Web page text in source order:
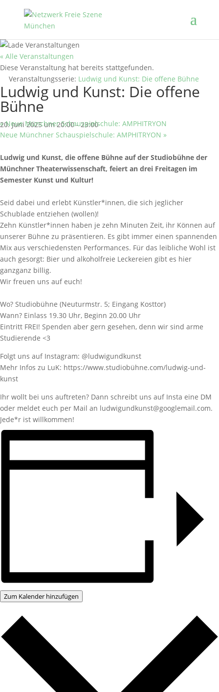
« Alle Veranstaltungen
Diese Veranstaltung hat bereits stattgefunden.
Veranstaltungsserie: Ludwig und Kunst: Die offene Bühne
Ludwig und Kunst: Die offene
Bühne
20. Juni 2025 um 20:00-23:00
«Neue Münchner Schauspielschule: AMPHITRYON
Neue Münchner Schauspielschule: AMPHITRYON »
Ludwig und Kunst, die offene Bühne auf der Studiobühne der
Münchner Theaterwissenschaft, feiert an drei Freitagen im
Semester Kunst und Kultur!
Seid dabei und erlebt Künstler*innen, die sich jeglicher
Schublade entziehen (wollen)!
Zehn Künstler*innen haben je zehn Minuten Zeit, ihr Können auf
unserer Bühne zu präsentieren. Es gibt immer einen spannenden
Mix aus verschiedensten Performances. Für das leibliche Wohl ist
auch gesorgt: Bier und alkoholfreie Leckereien gibt es hier
ganzganz billig.
Wir freuen uns auf euch!
Wo? Studiobühne (Neuturmstr. 5; Eingang Kosttor)
Wann? Einlass 19.30 Uhr, Beginn 20.00 Uhr
Eintritt FREI! Spenden aber gern gesehen, denn wir sind arme
Studierende <3
Folgt uns auf Instagram: @ludwigundkunst
Mehr Infos zu LuK: https://www.studiobühne.com/ludwig-und-
kunst
Ihr wollt bei uns auftreten? Dann schreibt uns auf Insta eine DM
oder meldet euch per Mail an ludwigundkunst@googlemail.com.
Jede*r ist willkommen!
Zum Kalender hinzufügen